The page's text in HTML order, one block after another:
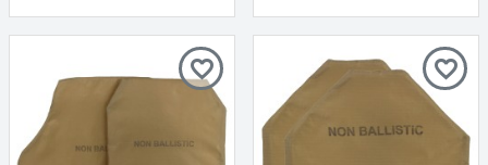
favorite_border favorite_border